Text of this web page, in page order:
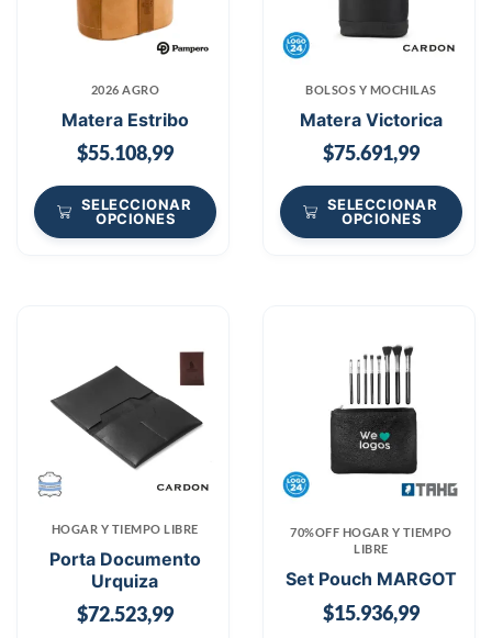
2026 AGRO
Matera Estribo
$55.108,99
SELECCIONAR
OPCIONES
BOLSOS Y MOCHILAS
Matera Victorica
$75.691,99
SELECCIONAR
OPCIONES
HOGAR Y TIEMPO LIBRE
Porta Documento
Urquiza
$72.523,99
70%OFF HOGAR Y TIEMPO
LIBRE
Set Pouch MARGOT
$15.936,99